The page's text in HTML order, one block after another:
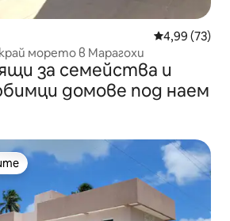
Средна
4,99 (73)
морето в Марагохи
за семейства и
домове под наем
на гостите